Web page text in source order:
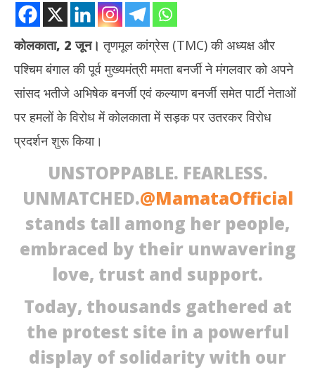
TMC नेताओं पर हमलों के खिलाफ ममता बनर्जी की अगुआई में विरोध प्रदर्शन
June
2,
2026
कोलकाता, 2 जून। तृणमूल कांग्रेस (TMC) की अध्यक्ष और
पश्चिम बंगाल की पूर्व मुख्यमंत्री ममता बनर्जी ने मंगलवार को अपने
सांसद भतीजे अभिषेक बनर्जी एवं कल्याण बनर्जी समेत पार्टी नेताओं
पर हमलों के विरोध में कोलकाता में सड़क पर उतरकर विरोध
प्रदर्शन शुरू किया।
UNSTOPPABLE. FEARLESS.
UNMATCHED.@MamataOfficial
stands tall among her people,
embraced by their unwavering
love, trust and support.
Today, thousands gathered at
the protest site in a powerful
display of solidarity with our